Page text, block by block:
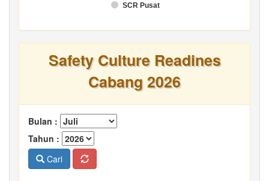
SCR Pusat
Safety Culture Readines
Cabang 2026
Bulan :
Tahun :
Cari